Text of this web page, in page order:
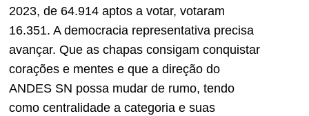
2023, de 64.914 aptos a votar, votaram
16.351. A democracia representativa precisa
avançar. Que as chapas consigam conquistar
corações e mentes e que a direção do
ANDES SN possa mudar de rumo, tendo
como centralidade a categoria e suas